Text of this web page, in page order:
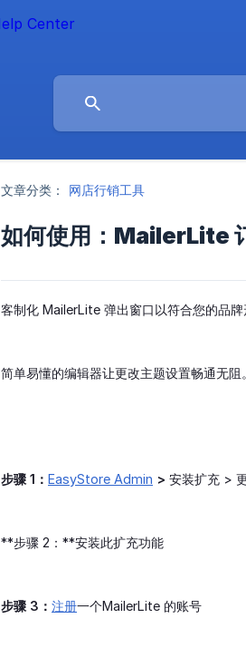
文章分类： 网店行销工具
如何使用：MailerLite
客制化 MailerLite 弹出窗口以符合您的品牌
简单易懂的编辑器让更改主题设置畅通无阻。
步骤 1： EasyStore Admin > 安装扩充 >
**步骤 2：**安装此扩充功能
步骤 3： 注册一个MailerLite 的账号